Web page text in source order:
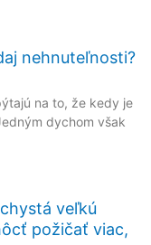
nehnuteľnosti?
na to, že kedy je
dychom však
veľkú
požičať viac,